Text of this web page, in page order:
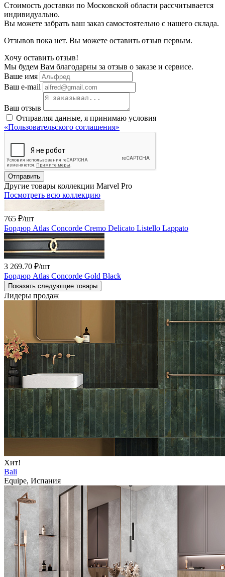
Стоимость доставки по Московской области рассчитывается
индивидуально.
Вы можете забрать ваш заказ самостоятельно с нашего склада.
Отзывов пока нет. Вы можете оставить отзыв первым.
Хочу оставить отзыв!
Мы будем Вам благодарны за отзыв о заказе и сервисе.
Ваше имя
Ваш e-mail
Ваш отзыв
Отправляя данные, я принимаю условия
«Пользовательского соглашения»
Отправить
Другие товары коллекции Marvel Pro
Посмотреть всю коллекцию
765 ₽/шт
Бордюр Atlas Concorde Cremo Delicato Listello Lappato
3 269.70 ₽/шт
Бордюр Atlas Concorde Gold Black
Показать следующие товары
Лидеры продаж
Хит!
Bali
Equipe, Испания